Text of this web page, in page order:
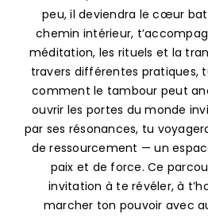
chemin intérieur,
méditation, les rituels et la
travers différentes pratiques,
comment le tambour peut
ouvrir les portes du monde
par ses résonances, tu
de ressourcement — un
paix et de force. Ce
invitation à te révéler, à
marcher ton pouvoir avec